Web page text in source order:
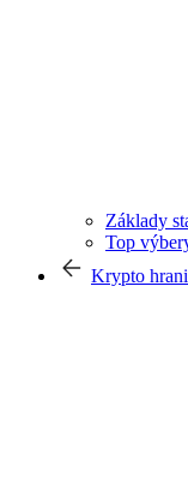
Základy
Top
Krypto